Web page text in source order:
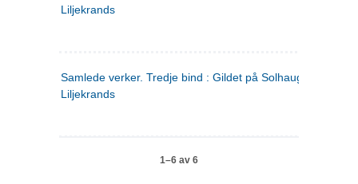
Liljekrands
Samlede verker. Tredje bind : Gildet på Solhaug ; Olaf
Liljekrands
1–6 av 6